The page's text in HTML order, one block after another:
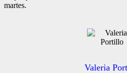
martes.
Valeria